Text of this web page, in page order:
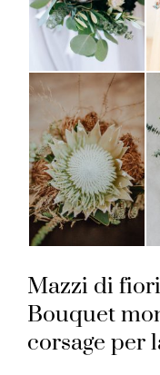
Mazzi di
Bouquet
corsage per